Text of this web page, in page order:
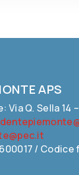
APS
Via Q. Sella
/